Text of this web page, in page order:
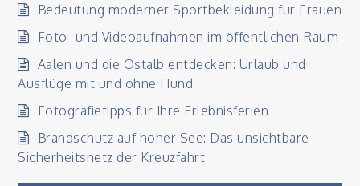
Bedeutung moderner Sportbekleidung für Frauen
Foto- und Videoaufnahmen im öffentlichen Raum
Aalen und die Ostalb entdecken: Urlaub und
Ausflüge mit und ohne Hund
Fotografietipps für Ihre Erlebnisferien
Brandschutz auf hoher See: Das unsichtbare
Sicherheitsnetz der Kreuzfahrt